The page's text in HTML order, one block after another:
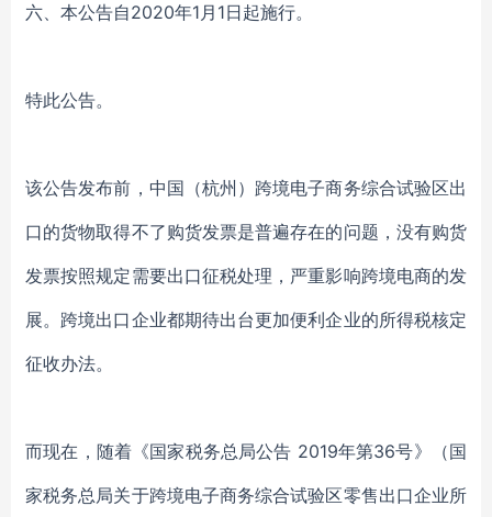
六、本公告自2020年1月1日起施行。
特此公告。
该公告发布前，中国（杭州）跨境电子商务综合试验区出
口的货物取得不了购货发票是普遍存在的问题，没有购货
发票按照规定需要出口征税处理，严重影响跨境电商的发
展。跨境出口企业都期待出台更加便利企业的所得税核定
征收办法。
而现在，随着《国家税务总局公告 2019年第36号》（国
家税务总局关于跨境电子商务综合试验区零售出口企业所